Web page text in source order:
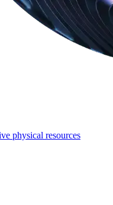
physical resources